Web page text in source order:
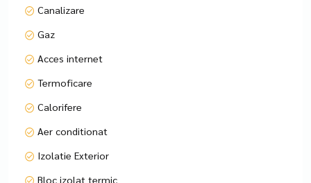
Complet renovată cu materiale de calitate
Vândută mobilată și utilată complet – gata de închiriere
imediat
Balcon generos, ideal pentru relaxare sau zonă de mic dejun
Booking
Canalizare
Gaz
Acces internet
Termoficare
Calorifere
Aer conditionat
Izolatie Exterior
Bloc izolat termic